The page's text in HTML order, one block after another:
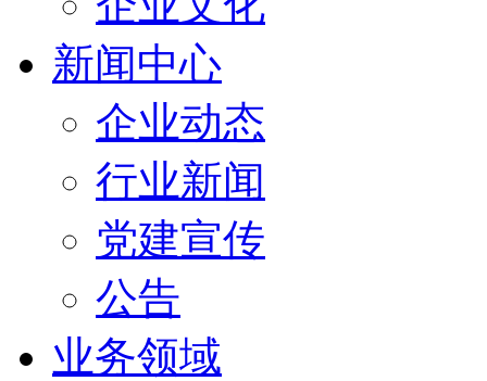
新闻中心
企业动态
行业新闻
党建宣传
公告
业务领域